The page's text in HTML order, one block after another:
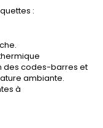
:
des codes-barres et
ambiante.
à